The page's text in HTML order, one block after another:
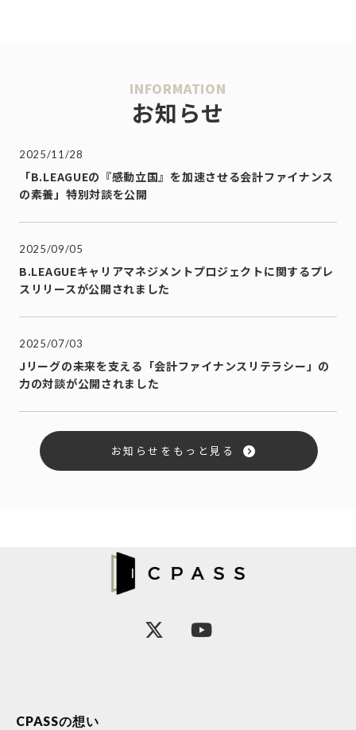
INFORMATION
お知らせ
2025/11/28
「B.LEAGUEの『感動立国』を加速させる会計ファイナンス
の素養」特別対談を公開
2025/09/05
B.LEAGUEキャリアマネジメントプロジェクトに関するプレ
スリリースが公開されました
2025/07/03
Jリーグの未来を支える「会計ファイナンスリテラシー」の
力の対談が公開されました
お知らせをもっと見る
CPASSの想い